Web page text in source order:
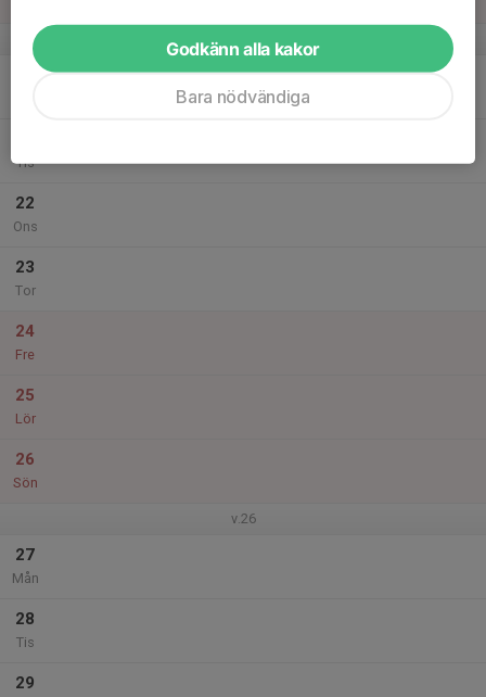
v.25
Tis
22
Ons
23
Tor
24
Fre
25
Lör
26
Sön
v.26
27
Mån
28
Tis
29
Godkänn alla kakor
Bara nödvändiga